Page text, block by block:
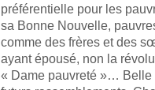
préférentielle pour les
sa Bonne Nouvelle,
comme des frères et des
ayant épousé, non la
« Dame pauvreté »… Belle